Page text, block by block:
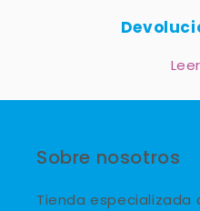
Sobre nosotros
Tienda especializada